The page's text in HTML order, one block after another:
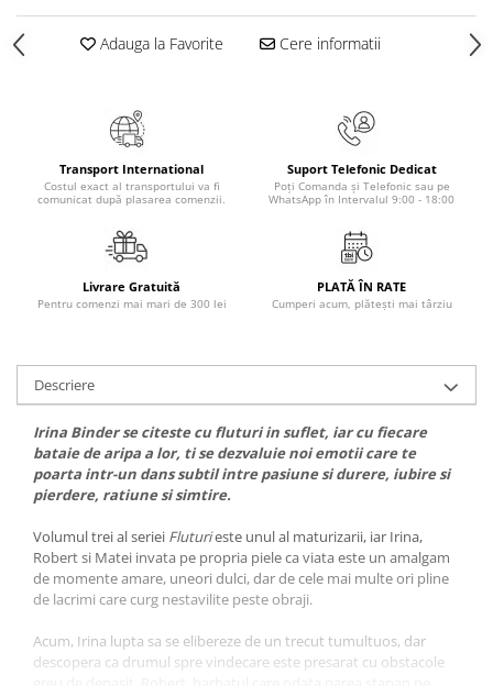
Realitatea Augmentata
Religie pentru copii
Adauga la Favorite Cere informatii
Transport International
Costul exact al transportului va fi
comunicat după plasarea comenzii.
Suport Telefonic Dedicat
Poți Comanda și Telefonic sau pe
WhatsApp în Intervalul 9:00 - 18:00
Livrare Gratuită
Pentru comenzi mai mari de 300 lei
PLATĂ ÎN RATE
Cumperi acum, plătești mai târziu
Descriere
Irina Binder se citeste cu fluturi in suflet, iar cu fiecare
bataie de aripa a lor, ti se dezvaluie noi emotii care te
poarta intr-un dans subtil intre pasiune si durere, iubire si
pierdere, ratiune si simtire.
Volumul trei al seriei Fluturieste unul al maturizarii, iar Irina,
Robert si Matei invata pe propria piele ca viata este un amalgam
de momente amare, uneori dulci, dar de cele mai multe ori pline
de lacrimi care curg nestavilite peste obraji.
Acum, Irina lupta sa se elibereze de un trecut tumultuos, dar
descopera ca drumul spre vindecare este presarat cu obstacole